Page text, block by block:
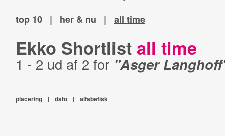
top 10 | her & nu | all time
Ekko Shortlist all time
1 - 2 ud af 2 for "Asger
placering | dato | alfabetisk